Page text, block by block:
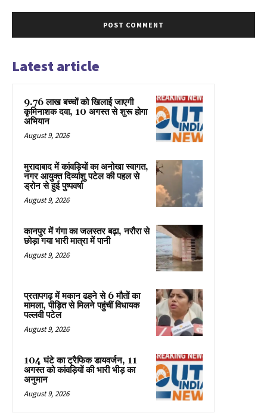
Latest article
9.76 लाख बच्चों को खिलाई जाएगी
कृमिनाशक दवा, 10 अगस्त से शुरू होगा
अभियान
August 9, 2026
मुरादाबाद में कांवड़ियों का अनोखा स्वागत,
नगर आयुक्त दिव्यांशु पटेल की पहल से
ड्रोन से हुई पुष्पवर्षा
August 9, 2026
कानपुर में गंगा का जलस्तर बढ़ा, नरौरा से
छोड़ा गया भारी मात्रा में पानी
August 9, 2026
प्रतापगढ़ में मकान ढहने से 6 मौतों का
मामला, पीड़ित से मिलने पहुंचीं विधायक
पल्लवी पटेल
August 9, 2026
104 घंटे का ट्रैफिक डायवर्जन, 11
अगस्त को कांवड़ियों की भारी भीड़ का
अनुमान
August 9, 2026